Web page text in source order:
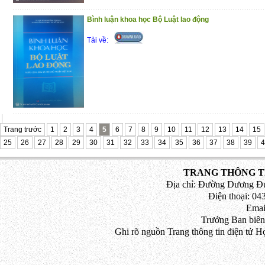
Bình luận khoa học Bộ Luật lao động
Tải về:
Trang trước 1 2 3 4 5 6 7 8 9 10 11 12 13 14
15
25
26 27 28 29 30 31 32 33 34 35 36 37 38 39
TRANG THÔNG
Địa chỉ: Đường Dương
Điện thoại:
Trưởng Ban
Ghi rõ nguồn Trang thông tin điện tử